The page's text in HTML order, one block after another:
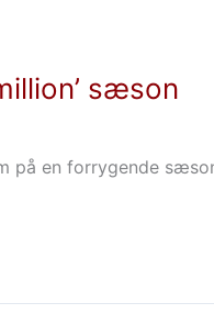
sæson
på en forrygende